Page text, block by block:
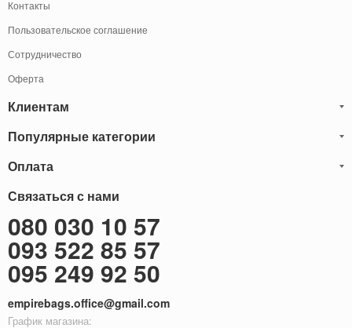
Контакты
Пользовательское соглашение
Сотрудничество
Оферта
Клиентам
Блог
Обмен и Возврат
Карта сайта
Бонусы
Доставка за границу
Популярные категории
Мужские кожаные сумки
Саквояжи
Мужские кожаные кошельки
Мужские клатчи
Женские сумки
Женские кожаные сумки
Оплата
Оплату товаров можно
осуществить
Наличными
Наложенный платёж (Оплата при получение)
Через терминал (Только самовывоз)
Оплата на расчетный счет ФОП 2-ая группа (без НДС)
Связаться с нами
080 030 10 57
093 522 85 57
095 249 92 50
empirebags.office@gmail.com
График магазина: